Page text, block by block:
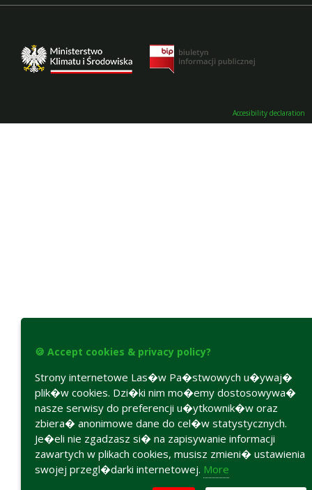
Accesibility declaration
🍪 Accept cookies & privacy policy?
Strony internetowe Las�w Pa�stwowych u�ywaj�
plik�w cookies. Dzi�ki nim mo�emy dostosowywa�
nasze serwisy do preferencji u�ytkownik�w oraz
zbiera� anonimowe dane do cel�w statystycznych.
Je�eli nie zgadzasz si� na zapisywanie informacji
zawartych w plikach cookies, musisz zmieni� ustawienia
swojej przegl�darki internetowej. More